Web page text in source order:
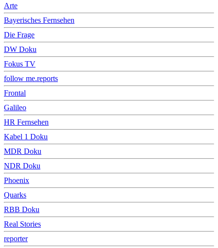
Arte
Bayerisches Fernsehen
Die Frage
DW Doku
Fokus TV
follow me.reports
Frontal
Galileo
HR Fernsehen
Kabel 1 Doku
MDR Doku
NDR Doku
Phoenix
Quarks
RBB Doku
Real Stories
reporter